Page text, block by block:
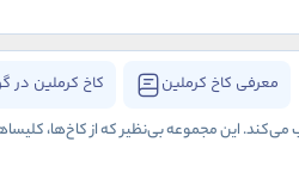
معرفی کاخ کرملین کاخ کرملین در
این مجموعه بی‌نظیر که از کاخ‌ها،